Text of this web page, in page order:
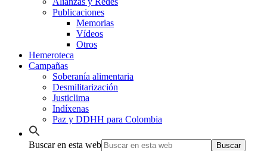
Publicaciones
Memorias
Vídeos
Otros
Hemeroteca
Campañas
Soberanía alimentaria
Desmilitarización
Justiclima
Indíxenas
Paz y DDHH para Colombia
Buscar en esta web